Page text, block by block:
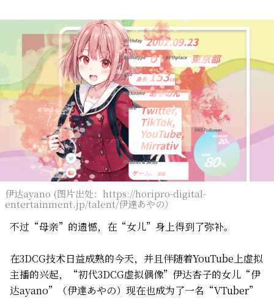
伊达ayano (图片出处：https://horipro-digital-
entertainment.jp/talent/伊達あやの）
不过“母亲”的遗憾，在“女儿”身上得到了弥补。
在3DCG技术日益成熟的今天，并且伴随着YouTube上虚拟
主播的兴起，“初代3DCG虚拟偶像”伊达杏子的女儿“伊
达ayano”（伊達あやの）现在也成为了一名“VTuber”